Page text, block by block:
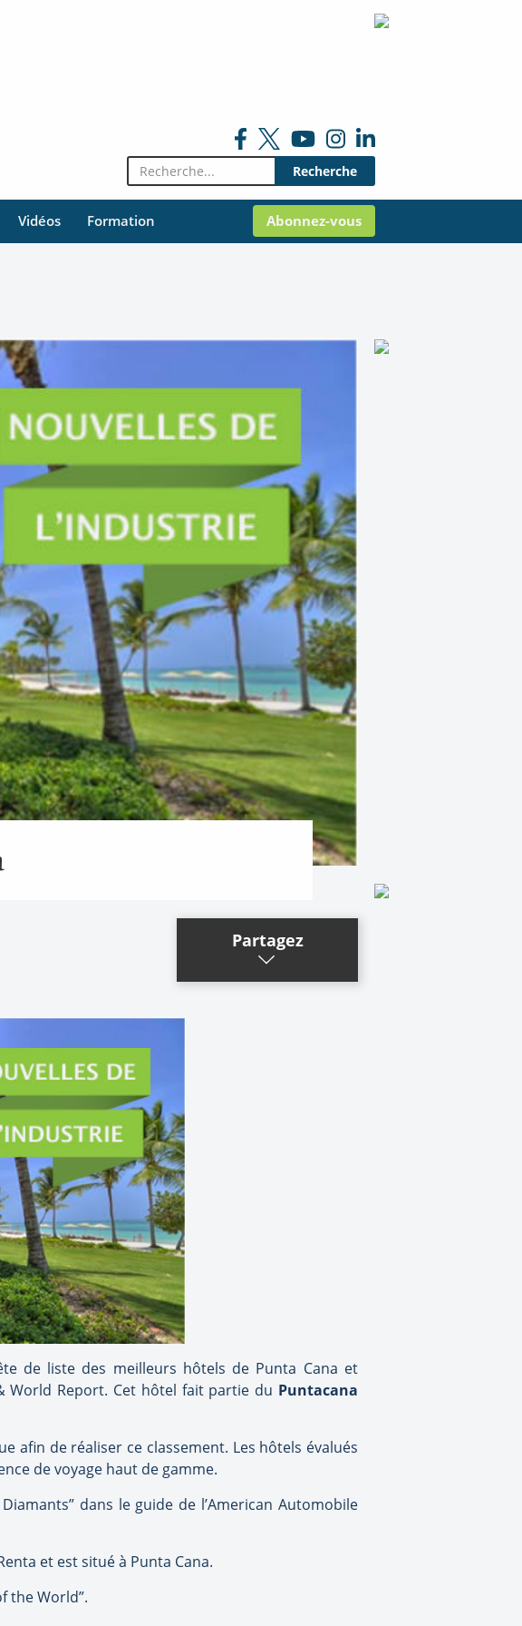
Rechercher:
Vidéos Formation Abonnez-vous
Partagez
de liste des meilleurs hôtels de Punta Cana et
World Report. Cet hôtel fait partie du Puntacana
afin de réaliser ce classement. Les hôtels évalués
de voyage haut de gamme.
dans le guide de l’American Automobile
et est situé à Punta Cana.
the World”.